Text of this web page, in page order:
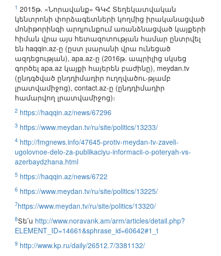
1 2015թ. «Նորավանք» ԳԿՀ Տեղեկատվական
կենտրոնի փորձագետների կողմից իրականացված
մոնիթորինգի արդյունքում առանձնացված կայքերի
հիման վրա այս հետազոտության համար ընտրվել
են haqqin.az-ը (ըստ լսարանի վրա ունեցած
ազդեցության), apa.az-ը (2016թ. ապրիլից սկսեց
գործել apa.az կայքի հայերեն բաժինը), meydan.tv
(ընդգծված ընդդիմադիր ուղղվածու-թյամբ
լրատվամիջոց), contact.az-ը (ընդդիմադիր
համարվող լրատվամիջոց)։
2 https://haqqin.az/news/67296
3 https://www.meydan.tv/ru/site/politics/13233/
4 http://fmgnews.info/47645-protiv-meydan-tv-zaveli-
ugolovnoe-delo-za-publikaciyu-informacii-o-poteryah-vs-
azerbaydzhana.html
5 https://haqqin.az/news/6722
6 https://www.meydan.tv/ru/site/politics/13225/
7https://www.meydan.tv/ru/site/politics/13320/
8Տե՛ս http://www.noravank.am/arm/articles/detail.php?
ELEMENT_ID=14661&sphrase_id=60642#1_t
9 http://www.kp.ru/daily/26512.7/3381132/